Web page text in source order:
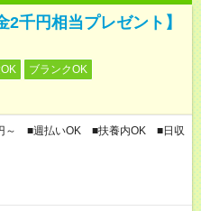
千円相当プレゼント】
ブランクOK
～ ■週払いOK ■扶養内OK ■日収